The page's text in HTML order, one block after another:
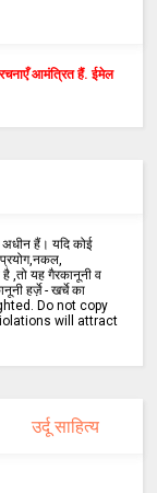
आमंत्रित हैं. ईमेल
अधीन हैं। यदि कोई
,तो यह गैरकानूनी व
हर्ज़े - खर्चे का
Do not copy
will attract
उर्दू साहित्य